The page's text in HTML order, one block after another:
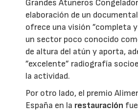
Grandes Atuneros
elaboración de un
ofrece una visión ”completa
un sector poco conocido
de altura del atún y aporta,
”excelente” radiografía
la actividad.
Por otro lado, el premio
España en la restauración